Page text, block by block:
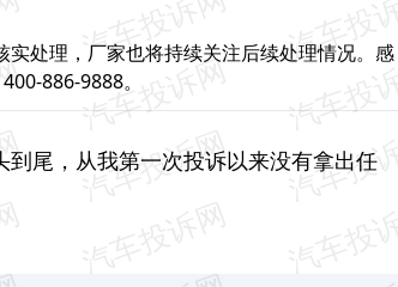
处理，厂家也将持续关注后续处理情况。感
886-9888。
尾，从我第一次投诉以来没有拿出任